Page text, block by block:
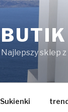
Najlepszy sklep
Sukienki